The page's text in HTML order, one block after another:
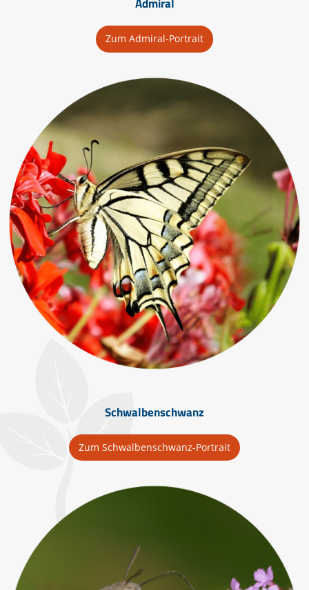
Zum Admiral-Portrait
Schwalbenschwanz
Zum Schwalbenschwanz-Portrait